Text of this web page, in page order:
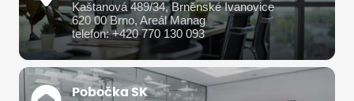
Kaštanová 489/34, Brněnské Ivanovice
620 00 Brno, Areál Manag
telefon: +420 770 130 093
Pobočka SK